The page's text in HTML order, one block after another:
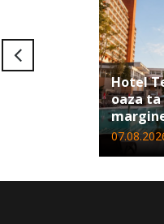
Hotel
oaza ta